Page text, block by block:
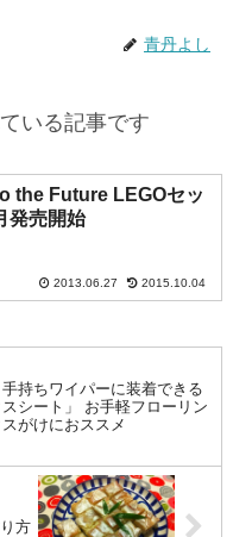
青丹よし
いる記事です
the Future LEGOセッ
発売開始
2013.06.27 2015.10.04
手持ちワイパーに装着できる
スシート」 お手軽フローリン
がけにおススメ
方